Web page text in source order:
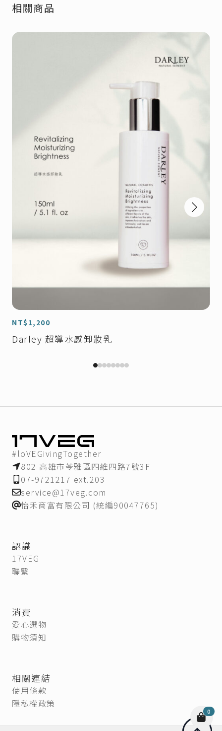
0
相關商品
NT$ 1,200
Darley 超導水感卸妝乳
#loVEGivingTogether
802 高雄市苓雅區四維四路7號3F
07-9721217 ext.203
service@17veg.com
怡禾商富有限公司 (統編90047765)
認識
17VEG
聯繫
消費
愛心選物
購物須知
相關連結
使用條款
隱私權政策